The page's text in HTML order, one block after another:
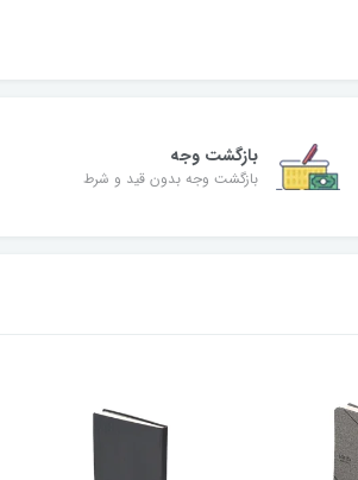
بازگشت وجه
بازگشت وجه بدون قید و شرط